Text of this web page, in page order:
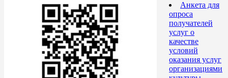
Анкета для
опроса
получателей
услуг о
качестве
условий
оказания услуг
организациями